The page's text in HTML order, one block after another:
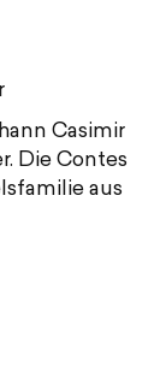
Casimir
Die Contes
aus